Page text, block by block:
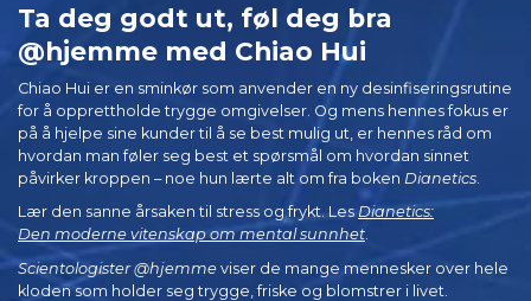
Ta deg godt ut, føl deg bra
@hjemme med Chiao Hui
Chiao Hui er en sminkør som anvender en ny desinfiseringsrutine
for å opprettholde trygge omgivelser. Og mens hennes fokus er
på å hjelpe sine kunder til å se best mulig ut, er hennes råd om
hvordan man føler seg best et spørsmål om hvordan sinnet
påvirker kroppen – noe hun lærte alt om fra boken Dianetics
Lær den sanne årsaken til stress og frykt. Les Dianetics:
Den moderne vitenskap om mental sunnhet.
Scientologister @hjemme viser de mange mennesker over hele
kloden som holder seg trygge, friske og blomstrer i livet.